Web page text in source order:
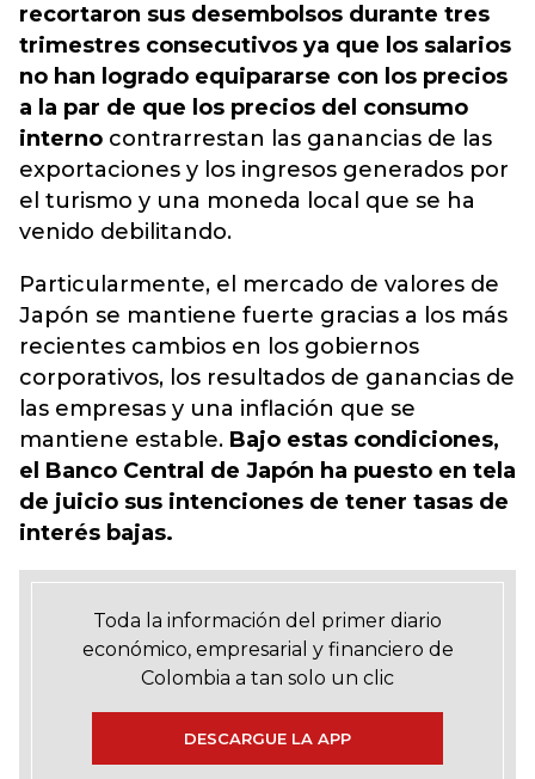
recortaron sus desembolsos durante tres
trimestres consecutivos ya que los salarios
no han logrado equipararse con los precios
a la par de que los precios del consumo
interno contrarrestan las ganancias de las
exportaciones y los ingresos generados por
el turismo y una moneda local que se ha
venido debilitando.
Particularmente, el mercado de valores de
Japón se mantiene fuerte gracias a los más
recientes cambios en los gobiernos
corporativos, los resultados de ganancias de
las empresas y una inflación que se
mantiene estable. Bajo estas condiciones,
el Banco Central de Japón ha puesto en tela
de juicio sus intenciones de tener tasas de
interés bajas.
Toda la información del primer diario
económico, empresarial y financiero de
Colombia a tan solo un clic
DESCARGUE LA APP